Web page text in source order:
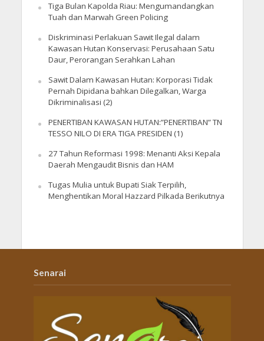
Tiga Bulan Kapolda Riau: Mengumandangkan
Tuah dan Marwah Green Policing
Diskriminasi Perlakuan Sawit Ilegal dalam
Kawasan Hutan Konservasi: Perusahaan Satu
Daur, Perorangan Serahkan Lahan
Sawit Dalam Kawasan Hutan: Korporasi Tidak
Pernah Dipidana bahkan Dilegalkan, Warga
Dikriminalisasi (2)
PENERTIBAN KAWASAN HUTAN:”PENERTIBAN” TN
TESSO NILO DI ERA TIGA PRESIDEN (1)
27 Tahun Reformasi 1998: Menanti Aksi Kepala
Daerah Mengaudit Bisnis dan HAM
Tugas Mulia untuk Bupati Siak Terpilih,
Menghentikan Moral Hazzard Pilkada Berikutnya
Senarai